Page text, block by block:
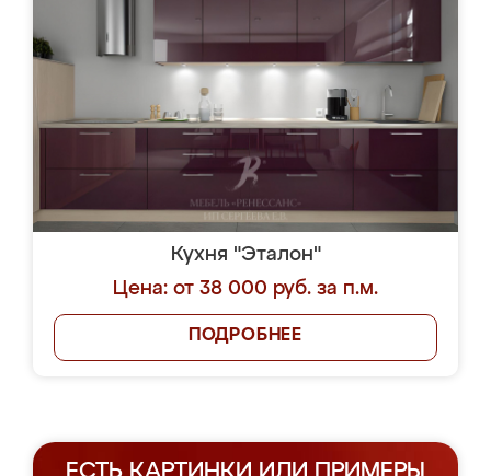
Кухня "Эталон"
Цена: от 38 000 руб. за п.м.
ПОДРОБНЕЕ